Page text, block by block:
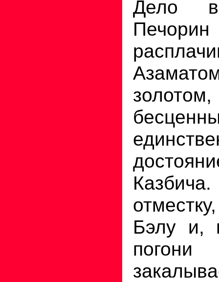
Дело
Печорин
Бэлу и,